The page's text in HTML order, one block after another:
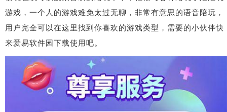
游戏，一个人的游戏难免太过无聊，非常有意思的语音陪玩，
用户完全可以在这里找到你喜欢的游戏类型，需要的小伙伴快
来爱易软件园下载使用吧。